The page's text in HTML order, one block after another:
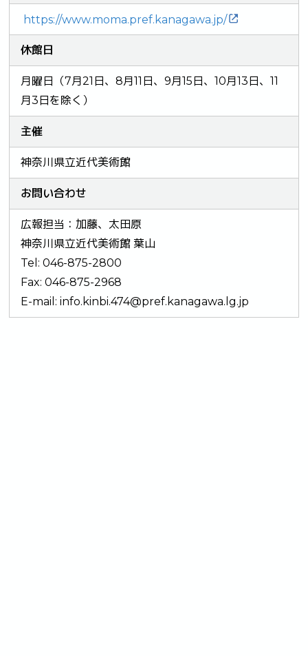
https://www.moma.pref.kanagawa.jp/
休館日
月曜日（7月21日、8月11日、9月15日、10月13日、11
月3日を除く）
主催
神奈川県立近代美術館
お問い合わせ
広報担当：加藤、太田原
神奈川県立近代美術館 葉山
Tel: 046-875-2800
Fax: 046-875-2968
E-mail:info.kinbi.474@pref.kanagawa.lg.jp